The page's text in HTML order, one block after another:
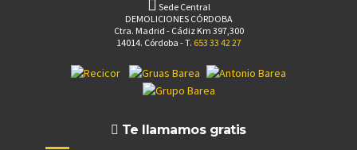
Sede Central
DEMOLICIONES CÓRDOBA
Ctra. Madrid - Cádiz Km 397,300
14014. Córdoba - T. 653 33 42 27
Te llamamos gratis